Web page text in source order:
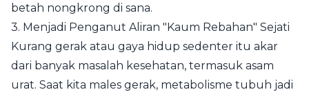
betah nongkrong di sana.
3. Menjadi Penganut Aliran "Kaum Rebahan" Sejati
Kurang gerak atau gaya hidup sedenter itu akar
dari banyak masalah kesehatan, termasuk asam
urat. Saat kita males gerak, metabolisme tubuh jadi